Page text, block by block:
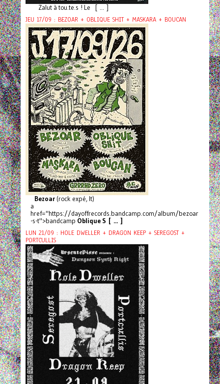
Zalut à tou.te.s ! Le [ ... ]
JEU 17/09 : BEZOAR + OBLIQUE SHIT + MASKARA + BOUCAN
Bezoar(rock expé, It)
a
href="https://dayoffrecords.bandcamp.com/album/bezoar
-s-t">bandcamp Oblique S [ ... ]
LUN 21/09 : HOLE DWELLER + DRAGON KEEP + SEREGOST +
PORTCULLIS